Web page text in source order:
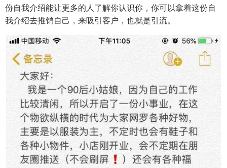
份自我介绍能让更多的人了解你认识你，你可以拿着这份自
我介绍去推销自己，来吸引客户，也就是引流。